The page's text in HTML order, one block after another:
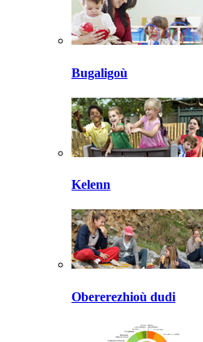
Bugaligoù
Kelenn
Obererezhioù dudi